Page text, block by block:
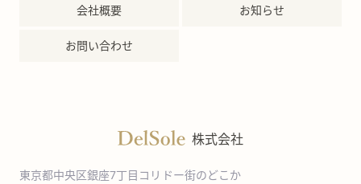
会社概要 お知らせ
お問い合わせ
株式会社
東京都中央区銀座7丁目コリドー街のどこか